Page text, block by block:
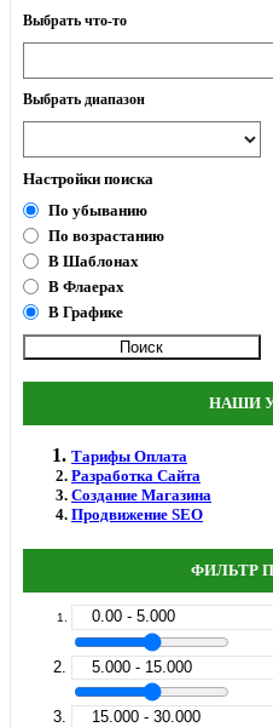
Выбрать что-то
Выбрать диапазон
Настройки поиска
По убыванию
По возрастанию
В Шаблонах
В Флаерах
В Графике
НАШИ
Тарифы Оплата
Разработка Сайта
Создание Магазина
Продвижение SEO
ФИЛЬТР
0.00 - 5.000
5.000 - 15.000
15.000 - 30.000